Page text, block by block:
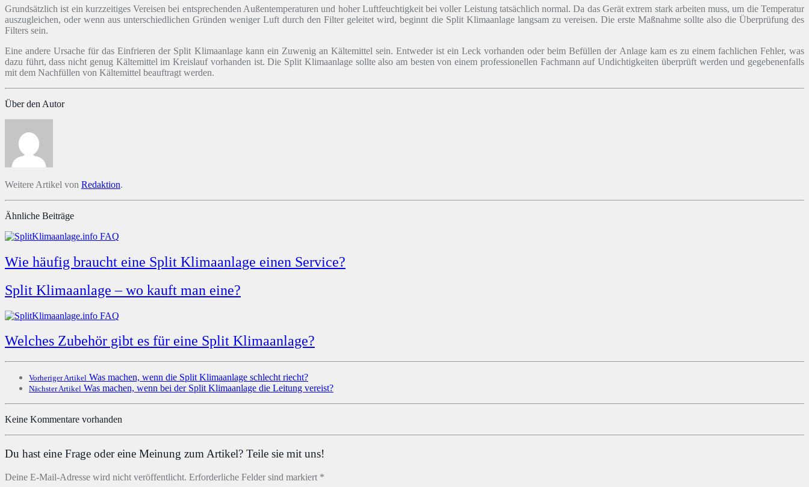
Grundsätzlich ist ein kurzzeitiges Vereisen bei entsprechenden Außentemperaturen und hoher Luftfeuchtigkeit bei voller Leistung tatsächlich normal. Da das Gerät extrem stark arbeiten muss, um die Temperatur
auszugleichen, oder wenn aus unterschiedlichen Gründen weniger Luft durch den Filter geleitet wird, beginnt die Split Klimaanlage langsam zu vereisen. Die erste Maßnahme sollte also die Überprüfung des
Filters sein.
Eine andere Ursache für das Einfrieren der Split Klimaanlage kann ein Zuwenig an Kältemittel sein. Entweder ist ein Leck vorhanden oder beim Befüllen der Anlage kam es zu einem fachlichen Fehler, was
dazu führt, dass nicht genug Kältemittel im Kreislauf vorhanden ist. Die Split Klimaanlage sollte also am besten von einem professionellen Fachmann auf Undichtigkeiten überprüft werden und gegebenenfalls
mit dem Nachfüllen von Kältemittel beauftragt werden.
Über den Autor
Weitere Artikel von Redaktion.
Ähnliche Beiträge
Wie häufig braucht eine Split Klimaanlage einen Service?
Split Klimaanlage – wo kauft man eine?
Welches Zubehör gibt es für eine Split Klimaanlage?
Vorheriger Artikel Was machen, wenn die Split Klimaanlage schlecht riecht?
Nächster Artikel Was machen, wenn bei der Split Klimaanlage die Leitung vereist?
Keine Kommentare vorhanden
Du hast eine Frage oder eine Meinung zum Artikel? Teile sie mit uns!
Deine E-Mail-Adresse wird nicht veröffentlicht. Erforderliche Felder sind markiert *